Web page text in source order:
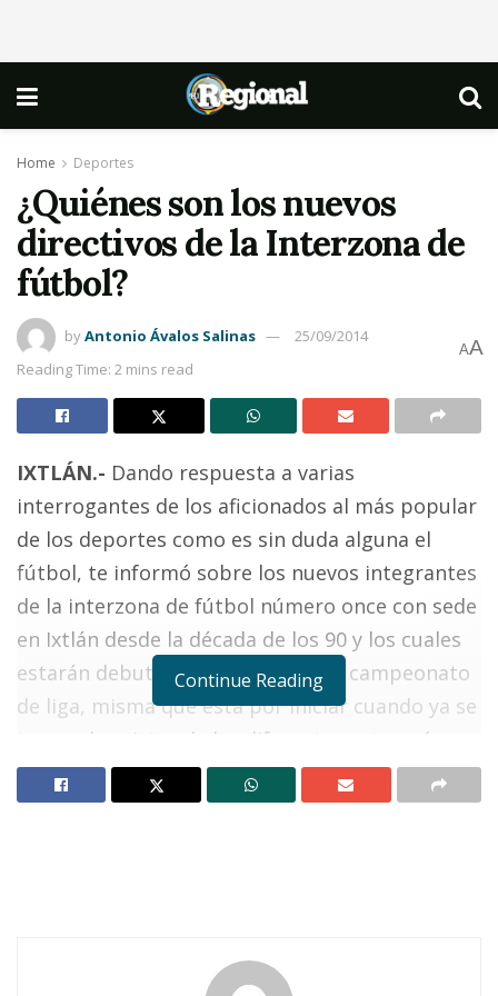
Home Deportes
¿Quiénes son los nuevos
directivos de la Interzona de
fútbol?
byAntonio Ávalos Salinas
25/09/2014
Reading Time: 2 mins read
AA
IXTLÁN.- Dando respuesta a varias
interrogantes de los aficionados al más popular
de los deportes como es sin duda alguna el
fútbol, te informó sobre los nuevos integrantes
de la interzona de fútbol número once con sede
en Ixtlán desde la década de los 90 y los cuales
estarán debutando al organizar el campeonato
de liga, misma que está por iniciar cuando ya se
tenga el registro de las diferentes categorías y
el número exacto de planteles.
categorías mayores por su respectiva edad.
Continue Reading